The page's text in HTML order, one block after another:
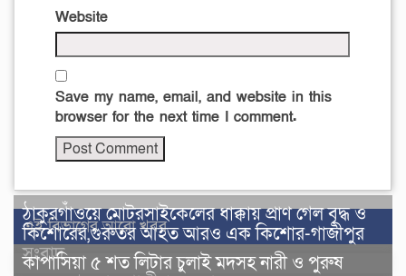
Website
Save my name, email, and website in this
browser for the next time I comment.
এই বিভাগের আরো খবর
ঠাকুরগাঁওয়ে মোটরসাইকেলের ধাক্কায় প্রাণ গেল বৃদ্ধ ও
কিশোরের,গুরুতর আহত আরও এক কিশোর-গাজীপুর
সংবাদ
কাপাসিয়া ৫ শত লিটার চুলাই মদসহ নারী ও পুরুষ